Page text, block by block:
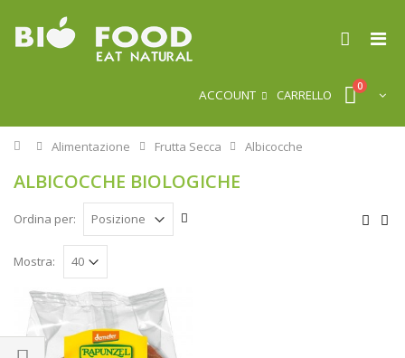
ACCOUNT CARRELLO
0
Home
Alimentazione Frutta Secca Albicocche
ALBICOCCHE BIOLOGICHE
Ordina per:
Mostra: